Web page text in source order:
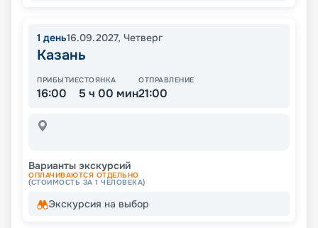
1 день16.09.2027, Четверг
Казань
ПРИБЫТИЕ
16:00
СТОЯНКА
5 ч 00 мин
ОТПРАВЛЕНИЕ
21:00
Варианты экскурсий
ОПЛАЧИВАЮТСЯ ОТДЕЛЬНО
(СТОИМОСТЬ ЗА 1 ЧЕЛОВЕКА)
Экскурсия на выбор